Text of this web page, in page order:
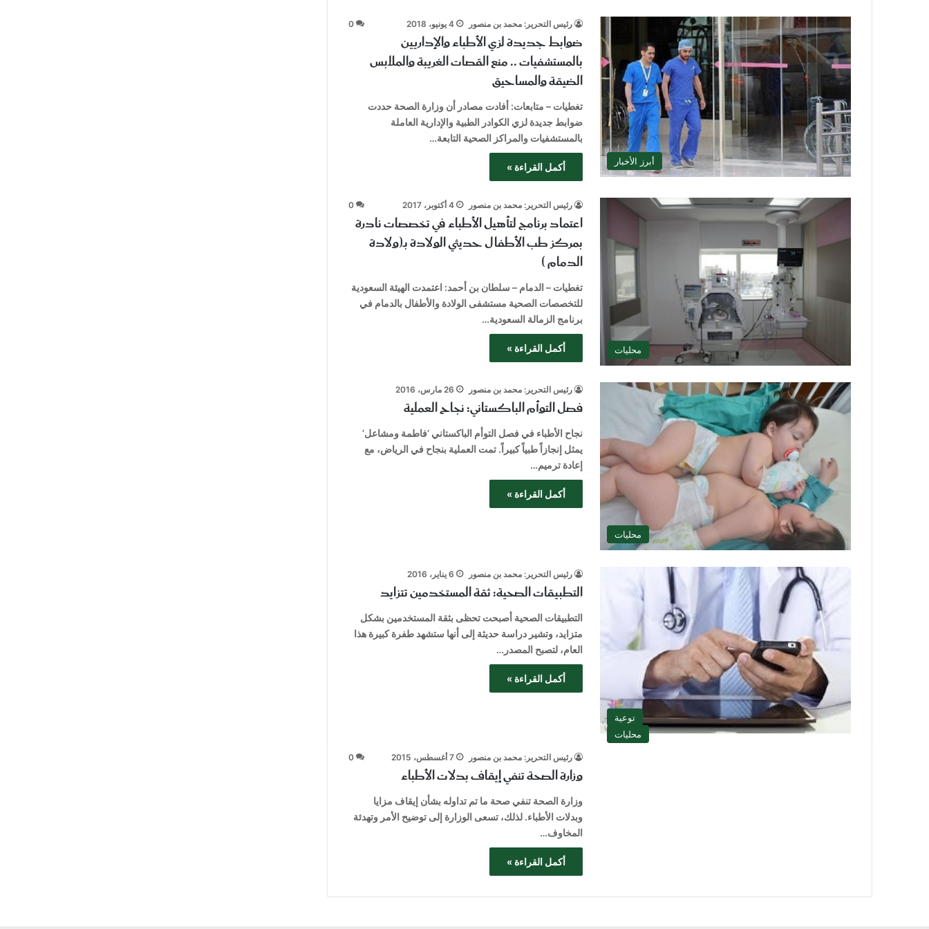
أبرز الأخبار
رئيس التحرير: محمد بن منصور 4 يونيو، 2018 0
ضوابط جديدة لزي الأطباء والإداريين
بالمستشفيات .. منع القصات الغريبة والملابس
الضيقة والمساحيق
تغطيات – متابعات: أفادت مصادر أن وزارة الصحة حددت
ضوابط جديدة لزي الكوادر الطبية والإدارية العاملة
بالمستشفيات والمراكز الصحية التابعة…
أكمل القراءة »
محليات
رئيس التحرير: محمد بن منصور 4 أكتوبر، 2017 0
اعتماد برنامج لتأهيل الأطباء في تخصصات نادرة
بمركز طب الأطفال حديثي الولادة بـ(ولادة
الدمام )
تغطيات – الدمام – سلطان بن أحمد: اعتمدت الهيئة السعودية
للتخصصات الصحية مستشفى الولادة والأطفال بالدمام في
برنامج الزمالة السعودية…
أكمل القراءة »
محليات
رئيس التحرير: محمد بن منصور 26 مارس، 2016
فصل التوأم الباكستاني: نجاح العملية
نجاح الأطباء في فصل التوأم الباكستاني ‘فاطمة ومشاعل’
يمثل إنجازاً طبياً كبيراً. تمت العملية بنجاح في الرياض، مع
إعادة ترميم…
أكمل القراءة »
توعية
رئيس التحرير: محمد بن منصور 6 يناير، 2016
التطبيقات الصحية: ثقة المستخدمين تتزايد
التطبيقات الصحية أصبحت تحظى بثقة المستخدمين بشكل
متزايد، وتشير دراسة حديثة إلى أنها ستشهد طفرة كبيرة هذا
العام، لتصبح المصدر…
أكمل القراءة »
محليات
رئيس التحرير: محمد بن منصور 7 أغسطس، 2015 0
وزارة الصحة تنفي إيقاف بدلات الأطباء
وزارة الصحة تنفي صحة ما تم تداوله بشأن إيقاف مزايا
وبدلات الأطباء. لذلك، تسعى الوزارة إلى توضيح الأمر وتهدئة
المخاوف…
أكمل القراءة »